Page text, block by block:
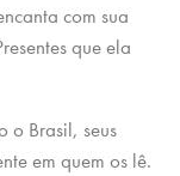
com sua
que ela
o Brasil, seus
em quem os lê.